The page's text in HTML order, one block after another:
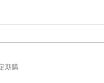
定期購